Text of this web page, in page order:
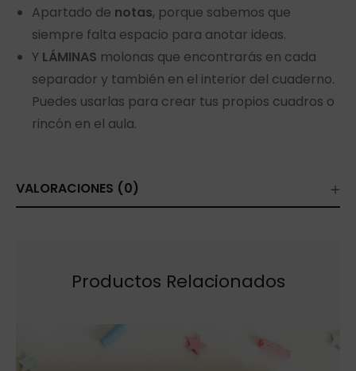
Apartado de notas, porque sabemos que
siempre falta espacio para anotar ideas.
Y LÁMINAS molonas que encontrarás en cada
separador y también en el interior del cuaderno.
Puedes usarlas para crear tus propios cuadros o
rincón en el aula.
VALORACIONES (0)
Productos Relacionados